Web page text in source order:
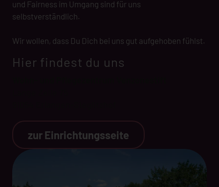
und Fairness im Umgang sind für uns
selbstverständlich.
Wir wollen, dass Du Dich bei uns gut aufgehoben fühlst.
Hier findest du uns
zur Einrichtungsseite